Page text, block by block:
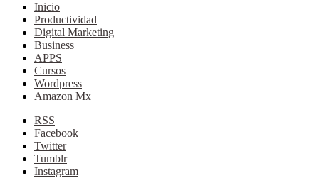
Inicio
Productividad
Digital Marketing
Business
APPS
Cursos
Wordpress
Amazon Mx
RSS
Facebook
Twitter
Tumblr
Instagram